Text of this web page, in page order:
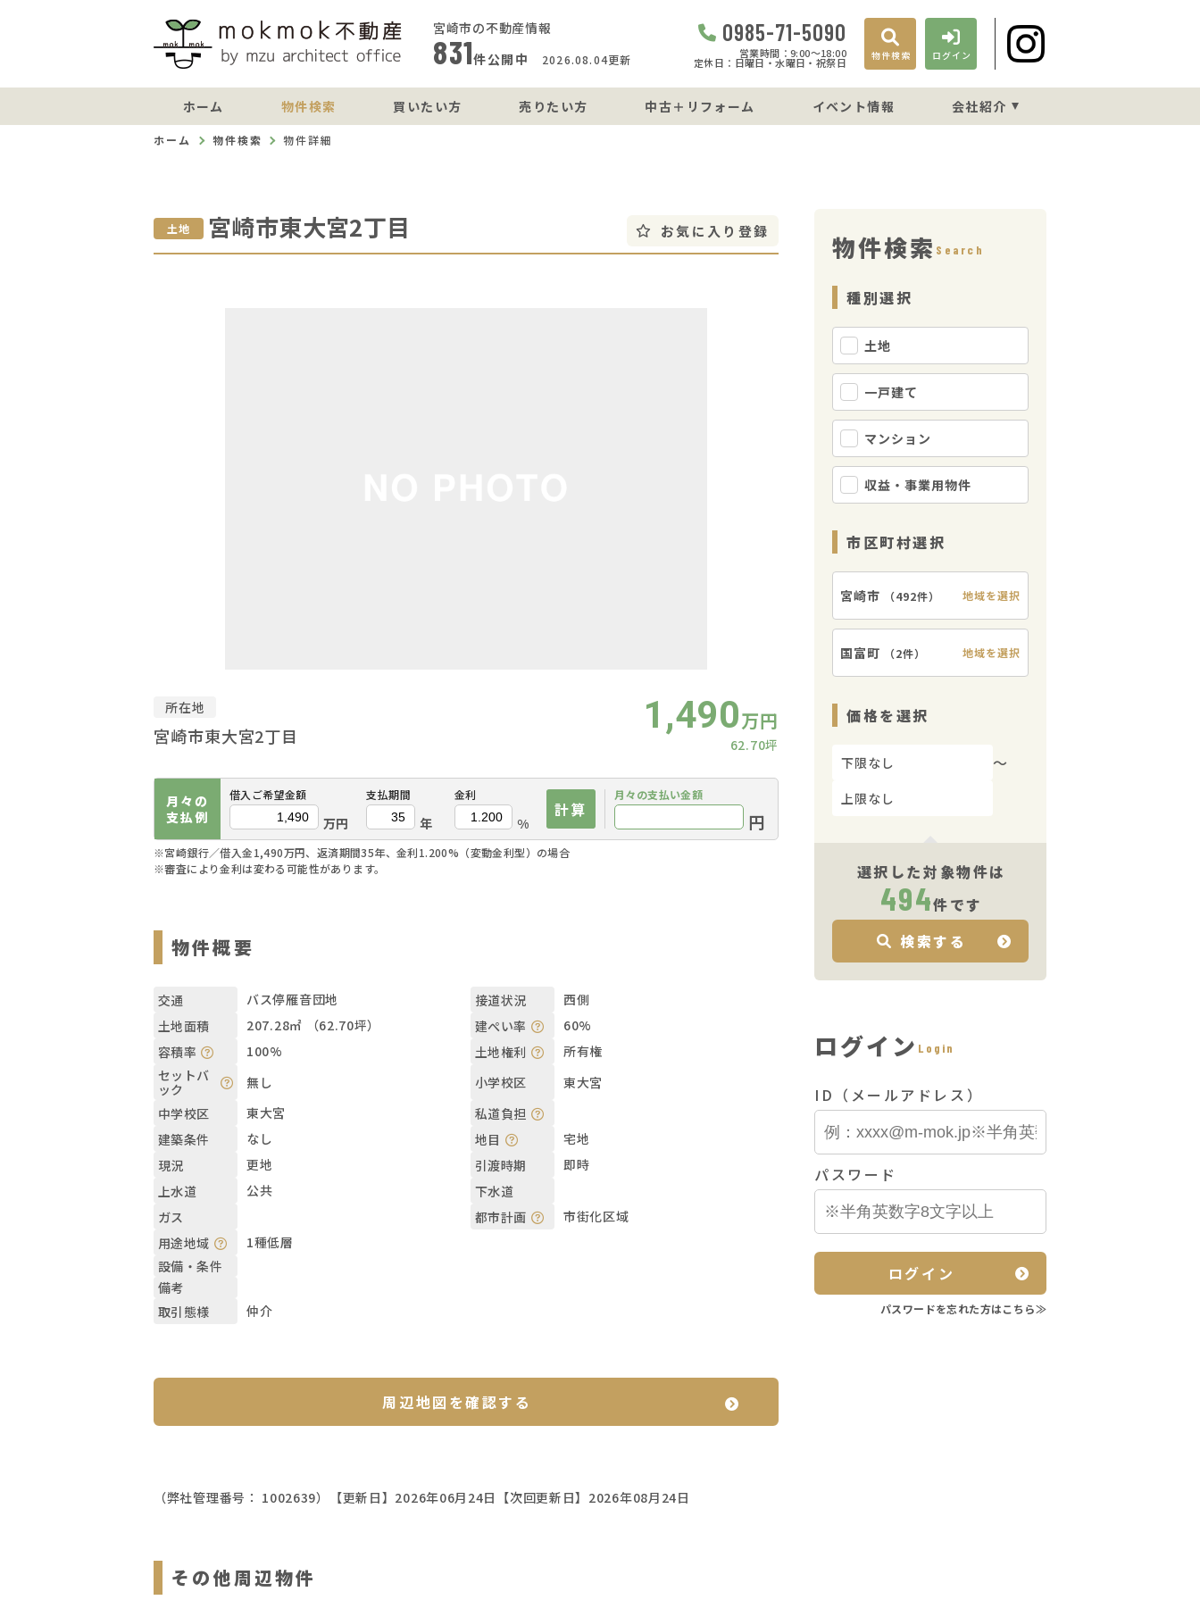
宮崎市の不動産情報
831件公開中 2026.08.04更新
0985-71-5090
営業時間：9:00〜18:00
定休日：日曜日・水曜日・祝祭日
物件検索 ログイン
ホーム 物件検索 買いたい方 売りたい方 中古＋リフォーム イベント情報 会社紹介
ホーム 物件検索 物件詳細
土地 宮崎市東大宮2丁目 お気に入り登録
所在地
宮崎市東大宮2丁目 1,490万円
62.70坪
月々の
支払例
借入ご希望金額
万円
支払期間
年
金利
%
計算
月々の支払い金額
円
※宮崎銀行／借入金1,490万円、返済期間35年、金利1.200%（変動金利型）の場合
※審査により金利は変わる可能性があります。
物件概要
交通 バス停雁音団地 接道状況
西側
土地面積
207.28㎡ （62.70坪） 建ぺい率
60%
容積率
100% 土地権利
所有権
セットバ
ック
無し 小学校区
東大宮
中学校区
東大宮
私道負担
建築条件
なし 地目
宅地
現況
更地 引渡時期
即時
上水道
公共
下水道
ガス
都市計画
市街化区域
用途地域
1種低層
設備・条件
備考
取引態様
仲介
周辺地図を確認する
（弊社管理番号： 1002639） 【更新日】2026年06月24日 【次回更新日】2026年08月24日
その他周辺物件
Search
物件検索
種別選択
土地
一戸建て
マンション
収益・事業用物件
市区町村選択
宮崎市 （492件） 地域を選択
国富町 （2件） 地域を選択
価格を選択
〜
選択した対象物件は
494件です
検索する
Login
ログイン
ID（メールアドレス）
パスワード
ログイン
パスワードを忘れた方はこちら≫